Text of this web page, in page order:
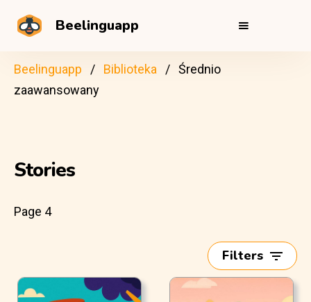
Beelinguapp
Beelinguapp Biblioteka
Średnio
zaawansowany
Stories
Page 4
Filters